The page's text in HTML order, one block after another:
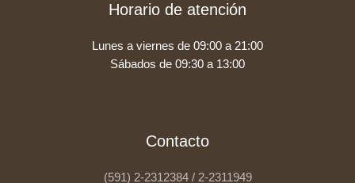
Horario de atención
Lunes a viernes de 09:00 a 21:00
Sábados de 09:30 a 13:00
Contacto
(591) 2-2312384 / 2-2311949